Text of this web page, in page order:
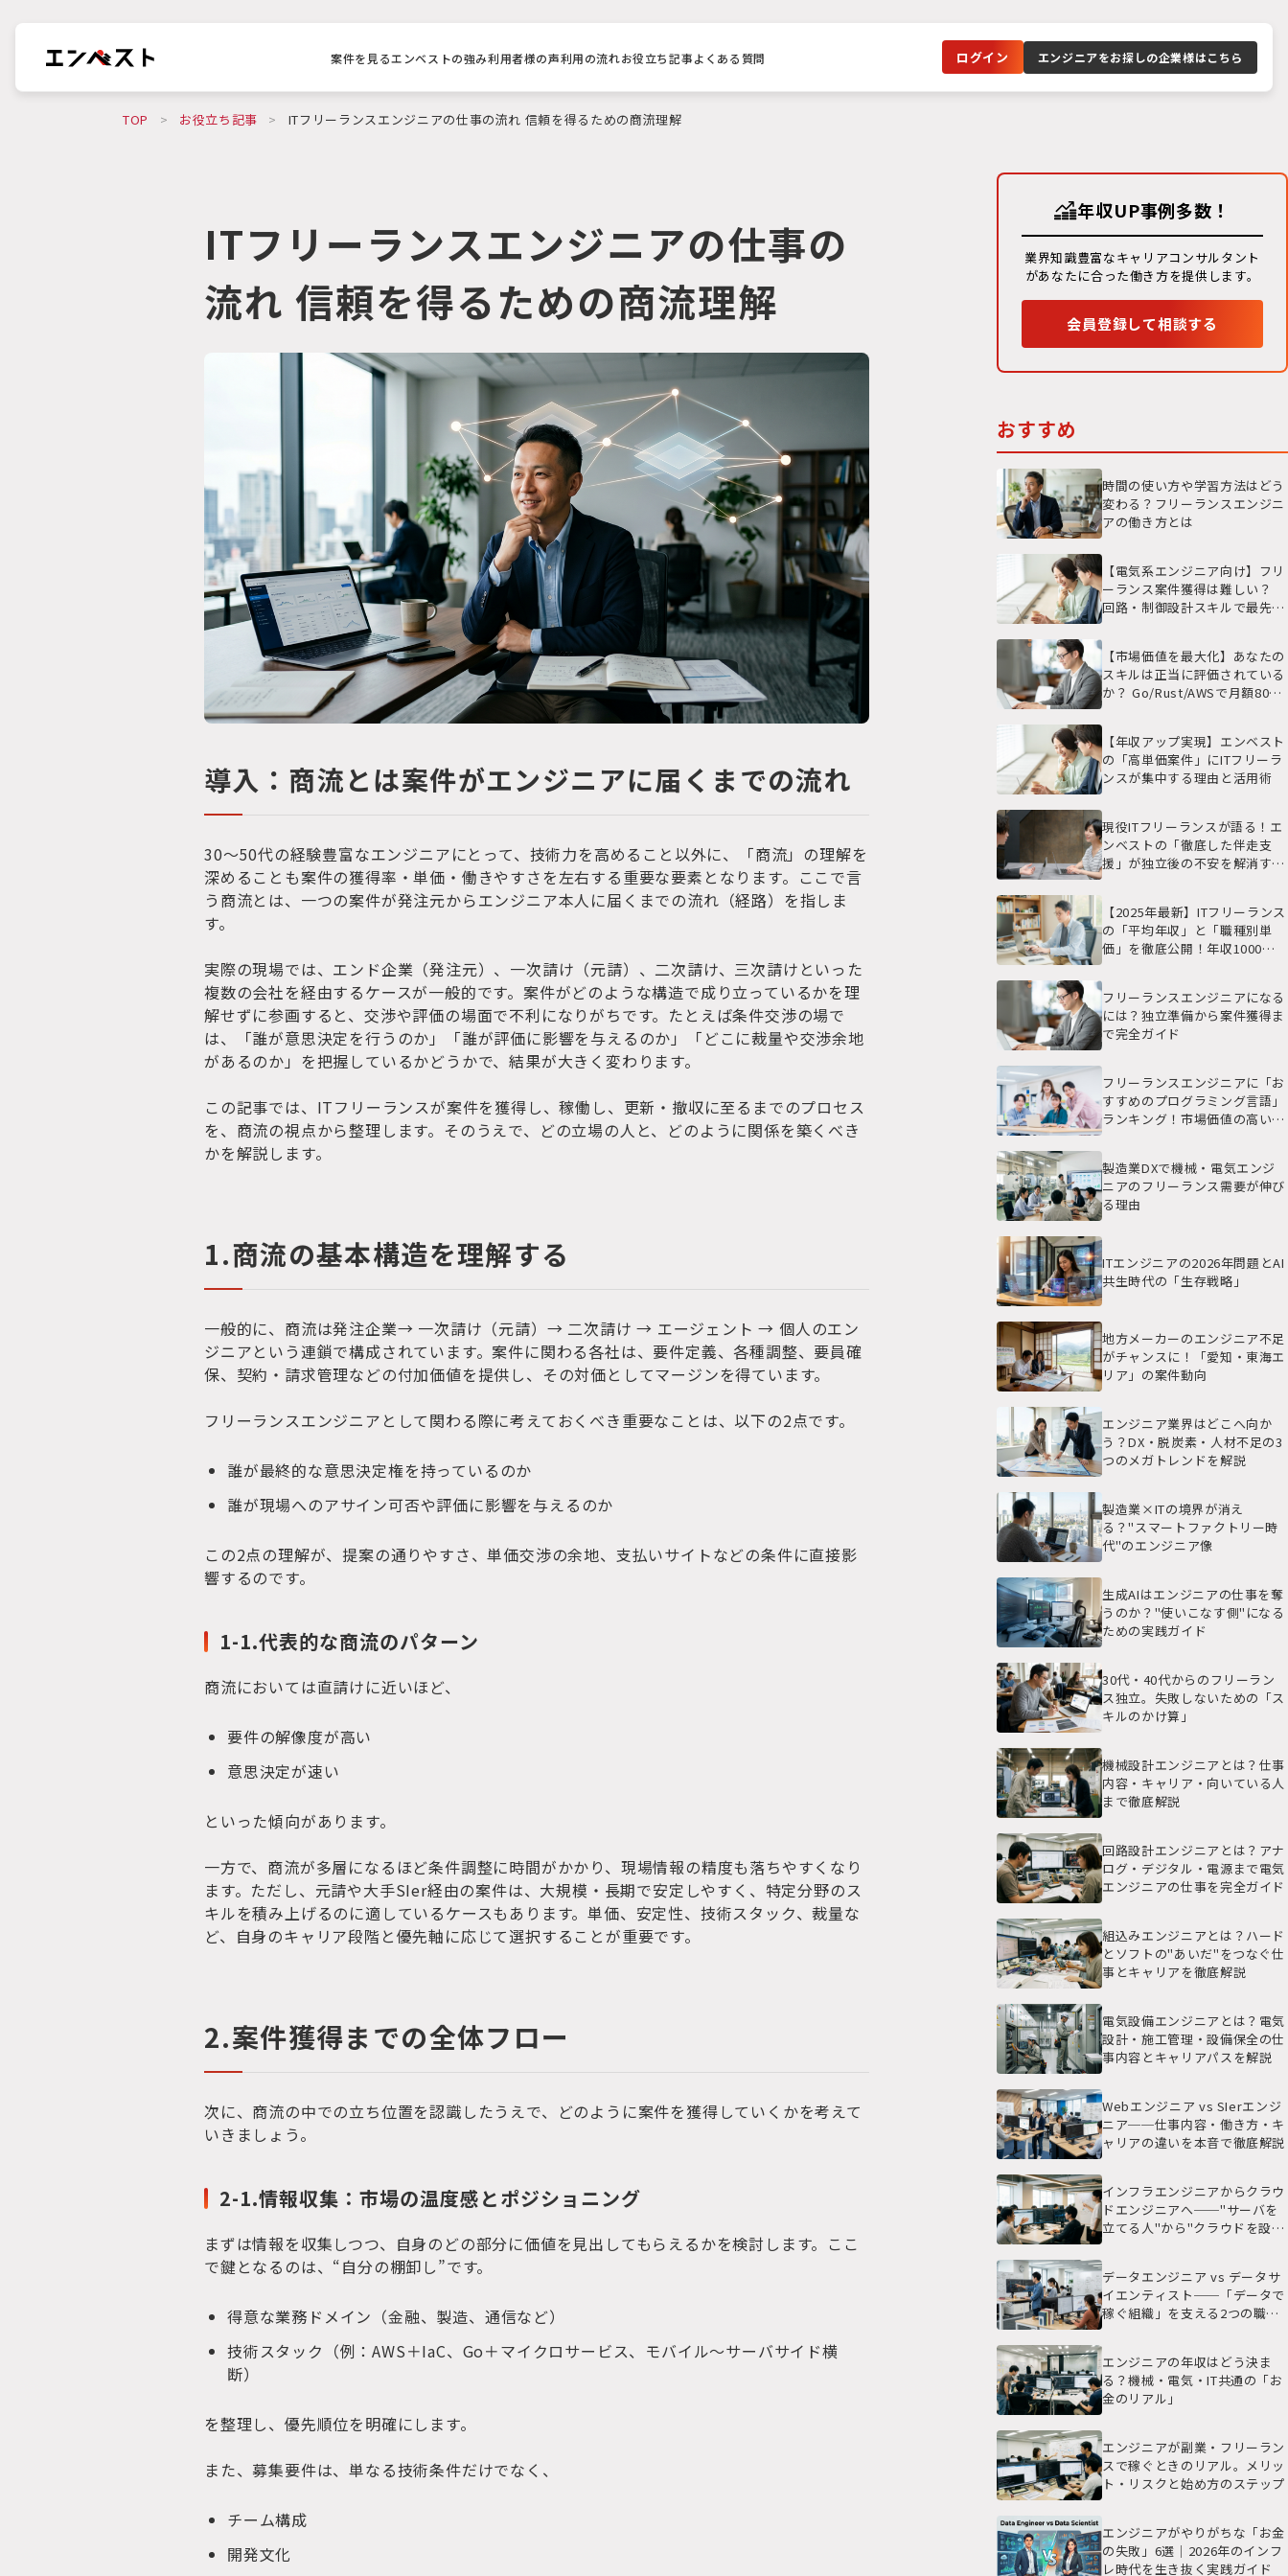
案件を見るエンベストの強み利用者様の声利用の流れお役立ち記事よくある質問 ログイン エンジニアをお探しの企業様はこちら
TOP > お役立ち記事 > ITフリーランスエンジニアの仕事の流れ 信頼を得るための商流理解
ITフリーランスエンジニアの仕事の
流れ 信頼を得るための商流理解
導入：商流とは案件がエンジニアに届くまでの流れ
30〜50代の経験豊富なエンジニアにとって、技術力を高めること以外に、「商流」の理解を
深めることも案件の獲得率・単価・働きやすさを左右する重要な要素となります。ここで言
う商流とは、一つの案件が発注元からエンジニア本人に届くまでの流れ（経路）を指しま
す。
実際の現場では、エンド企業（発注元）、一次請け（元請）、二次請け、三次請けといった
複数の会社を経由するケースが一般的です。案件がどのような構造で成り立っているかを理
解せずに参画すると、交渉や評価の場面で不利になりがちです。たとえば条件交渉の場で
は、「誰が意思決定を行うのか」「誰が評価に影響を与えるのか」「どこに裁量や交渉余地
があるのか」を把握しているかどうかで、結果が大きく変わります。
この記事では、ITフリーランスが案件を獲得し、稼働し、更新・撤収に至るまでのプロセス
を、商流の視点から整理します。そのうえで、どの立場の人と、どのように関係を築くべき
かを解説します。
1.商流の基本構造を理解する
一般的に、商流は発注企業→ 一次請け（元請）→ 二次請け → エージェント → 個人のエン
ジニアという連鎖で構成されています。案件に関わる各社は、要件定義、各種調整、要員確
保、契約・請求管理などの付加価値を提供し、その対価としてマージンを得ています。
フリーランスエンジニアとして関わる際に考えておくべき重要なことは、以下の2点です。
誰が最終的な意思決定権を持っているのか
誰が現場へのアサイン可否や評価に影響を与えるのか
この2点の理解が、提案の通りやすさ、単価交渉の余地、支払いサイトなどの条件に直接影
響するのです。
1-1.代表的な商流のパターン
商流においては直請けに近いほど、
要件の解像度が高い
意思決定が速い
といった傾向があります。
一方で、商流が多層になるほど条件調整に時間がかかり、現場情報の精度も落ちやすくなり
ます。ただし、元請や大手SIer経由の案件は、大規模・長期で安定しやすく、特定分野のス
キルを積み上げるのに適しているケースもあります。単価、安定性、技術スタック、裁量な
ど、自身のキャリア段階と優先軸に応じて選択することが重要です。
2.案件獲得までの全体フロー
次に、商流の中での立ち位置を認識したうえで、どのように案件を獲得していくかを考えて
いきましょう。
2-1.情報収集：市場の温度感とポジショニング
まずは情報を収集しつつ、自身のどの部分に価値を見出してもらえるかを検討します。ここ
で鍵となるのは、“自分の棚卸し”です。
得意な業務ドメイン（金融、製造、通信など）
技術スタック（例：AWS＋IaC、Go＋マイクロサービス、モバイル〜サーバサイド横
断）
を整理し、優先順位を明確にします。
また、募集要件は、単なる技術条件だけでなく、
チーム構成
開発文化
年収UP事例多数！
業界知識豊富なキャリアコンサルタント
があなたに合った働き方を提供します。
会員登録して相談する
おすすめ
時間の使い方や学習方法はどう
変わる？フリーランスエンジニ
アの働き方とは
【電気系エンジニア向け】フリ
ーランス案件獲得は難しい？
回路・制御設計スキルで最先端
【市場価値を最大化】あなたの
スキルは正当に評価されている
か？ Go/Rust/AWSで月額80万
【年収アップ実現】エンベスト
の「高単価案件」にITフリーラ
ンスが集中する理由と活用術
現役ITフリーランスが語る！エ
ンベストの「徹底した伴走支
援」が独立後の不安を解消する
【2025年最新】ITフリーランス
の「平均年収」と「職種別単
価」を徹底公開！年収1000万
フリーランスエンジニアになる
には？独立準備から案件獲得ま
で完全ガイド
フリーランスエンジニアに「お
すすめのプログラミング言語」
ランキング！市場価値の高いス
製造業DXで機械・電気エンジ
ニアのフリーランス需要が伸び
る理由
ITエンジニアの2026年問題とAI
共生時代の「生存戦略」
地方メーカーのエンジニア不足
がチャンスに！「愛知・東海エ
リア」の案件動向
エンジニア業界はどこへ向か
う？DX・脱炭素・人材不足の3
つのメガトレンドを解説
製造業×ITの境界が消え
る？"スマートファクトリー時
代"のエンジニア像
生成AIはエンジニアの仕事を奪
うのか？"使いこなす側"になる
ための実践ガイド
30代・40代からのフリーラン
ス独立。失敗しないための「ス
キルのかけ算」
機械設計エンジニアとは？仕事
内容・キャリア・向いている人
まで徹底解説
回路設計エンジニアとは？アナ
ログ・デジタル・電源まで電気
エンジニアの仕事を完全ガイド
組込みエンジニアとは？ハード
とソフトの"あいだ"をつなぐ仕
事とキャリアを徹底解説
電気設備エンジニアとは？電気
設計・施工管理・設備保全の仕
事内容とキャリアパスを解説
Webエンジニア vs SIerエンジ
ニア──仕事内容・働き方・キ
ャリアの違いを本音で徹底解説
インフラエンジニアからクラウ
ドエンジニアへ──"サーバを
立てる人"から"クラウドを設計
データエンジニア vs データサ
イエンティスト──「データで
稼ぐ組織」を支える2つの職種
エンジニアの年収はどう決ま
る？機械・電気・IT共通の「お
金のリアル」
エンジニアが副業・フリーラン
スで稼ぐときのリアル。メリッ
ト・リスクと始め方のステップ
エンジニアがやりがちな「お金
の失敗」6選｜2026年のインフ
レ時代を生き抜く実践ガイド